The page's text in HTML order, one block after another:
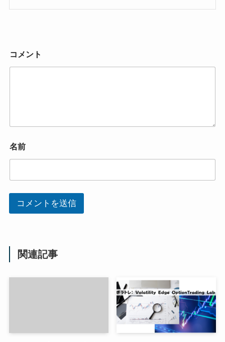
コメント
名前
コメントを送信
関連記事